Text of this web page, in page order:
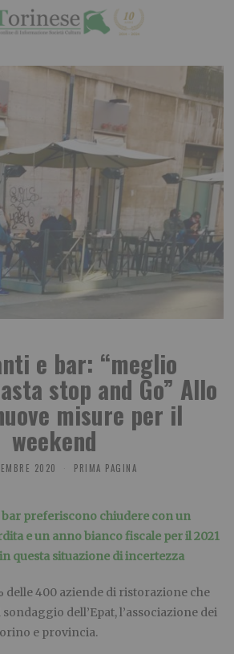
e bar: “meglio
stop and Go” Allo
misure per il
weekend
2020 PRIMA PAGINA
preferiscono chiudere con un
e un anno bianco fiscale per il 2021
questa situazione di incertezza
delle 400 aziende di ristorazione che
dell’Epat, l’associazione dei
e provincia.